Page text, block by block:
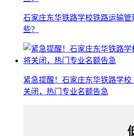
石家庄东华铁路学校铁路运输
些？
紧急提醒！石家庄东华铁路学校
关闭，热门专业名额告急